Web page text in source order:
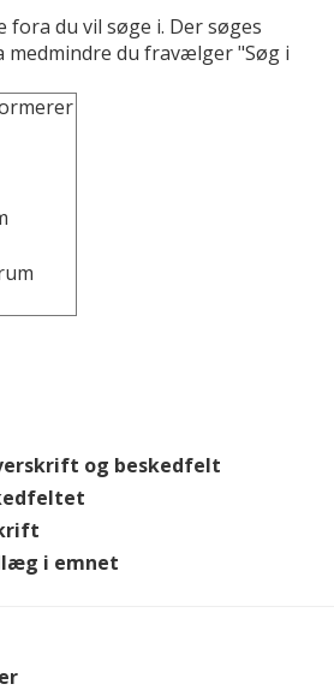
du vil søge i. Der søges
du fravælger "Søg i
og beskedfelt
i emnet